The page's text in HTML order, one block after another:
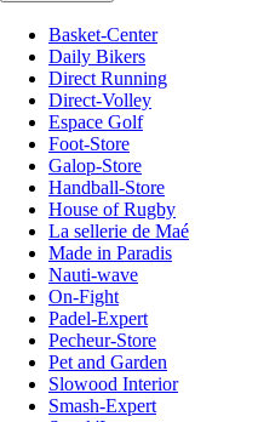
Basket-Center
Daily Bikers
Direct Running
Direct-Volley
Espace Golf
Foot-Store
Galop-Store
Handball-Store
House of Rugby
La sellerie de Maé
Made in Paradis
Nauti-wave
On-Fight
Padel-Expert
Pecheur-Store
Pet and Garden
Slowood Interior
Smash-Expert